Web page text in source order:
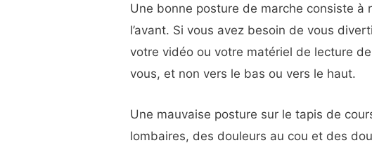
Une bonne posture de marche consiste à
l’avant. Si vous avez besoin de vous
votre vidéo ou votre matériel de lecture
vous, et non vers le bas ou vers le haut.
Une mauvaise posture sur le tapis de
lombaires, des douleurs au cou et des